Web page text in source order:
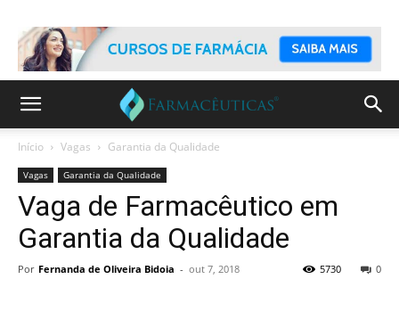
Início Vagas Garantia da Qualidade
Vagas Garantia da Qualidade
Vaga de Farmacêutico em
Garantia da Qualidade
Por Fernanda de Oliveira Bidoia - out 7, 2018 0
5730